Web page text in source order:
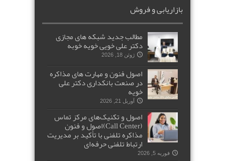
بازاریابی و فروش
مطالب جدید شبکه های مجازی
دکتر علی خویی خویه خوبه
ژوئن 18, 2026
اصول فنون و مهارت های مذاکره
در صنعت بانکداری دکتر علی
خویه
آوریل 21, 2026
اصول و تکنیک‌های مرکز تماس
(Call Center)اصول و فنون
مذاکره تلفنی با تأکید بر مدیریت
ارتباط تلفنی حرفه‌ای
فوریه 5, 2026